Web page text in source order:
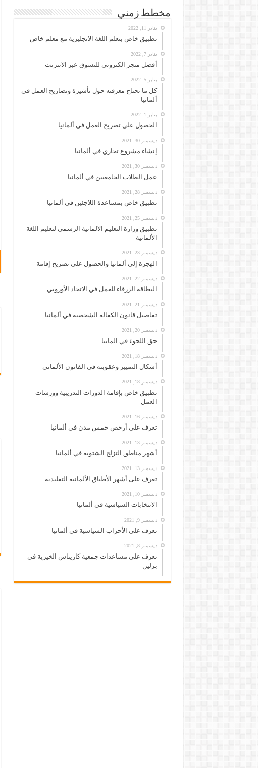
مخطط زمني
يناير 11, 2022
تطبيق خاص بتعلم اللغة الانجليزية مع معلم خاص
يناير 7, 2022
أفضل متجر الكتروني للتسوق عبر الانترنت
يناير 5, 2022
كل ما تحتاج معرفته حول تأشيرة وتصاريح العمل في
ألمانيا
يناير 1, 2022
الحصول على تصريح العمل في ألمانيا
ديسمبر 30, 2021
إنشاء مشروع تجاري في ألمانيا
ديسمبر 30, 2021
عمل الطلاب الجامعيين في ألمانيا
ديسمبر 28, 2021
تطبيق خاص بمساعدة اللاجئين في ألمانيا
ديسمبر 25, 2021
تطبيق وزارة التعليم الالمانية الرسمي لتعليم اللغة
الألمانية
ديسمبر 23, 2021
الهجرة إلى ألمانيا والحصول على تصريح إقامة
ديسمبر 22, 2021
البطاقة الزرقاء للعمل في الاتحاد الأوروبي
ديسمبر 21, 2021
تفاصيل قانون الكفالة الشخصية في ألمانيا
ديسمبر 20, 2021
حق اللجوء في المانيا
ديسمبر 18, 2021
أشكال التمييز وعقوبته في القانون الألماني
ديسمبر 18, 2021
تطبيق خاص بإقامة الدورات التدريبية وورشات
العمل
ديسمبر 16, 2021
تعرف على أرخص خمس مدن في ألمانيا
ديسمبر 13, 2021
أشهر مناطق التزلج الشتوية في ألمانيا
ديسمبر 13, 2021
تعرف على أشهر الأطباق الألمانية التقليدية
ديسمبر 10, 2021
الانتخابات السياسية في ألمانيا
ديسمبر 9, 2021
تعرف على الأحزاب السياسية في ألمانيا
ديسمبر 8, 2021
تعرف على مساعدات جمعية كاريتاس الخيرية في
برلين